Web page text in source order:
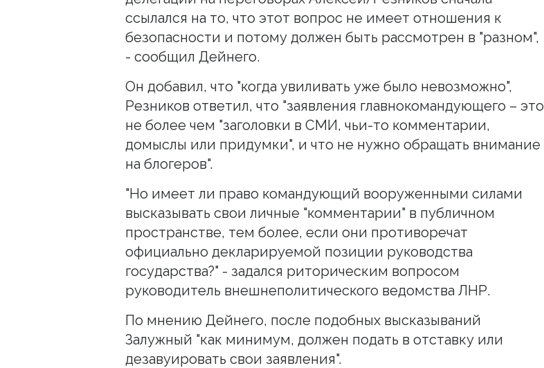
ссылался на то, что этот вопрос не имеет отношения к
безопасности и потому должен быть рассмотрен в "разном",
- сообщил Дейнего.
Он добавил, что "когда увиливать уже было невозможно",
Резников ответил, что "заявления главнокомандующего – это
не более чем "заголовки в СМИ, чьи-то комментарии,
домыслы или придумки", и что не нужно обращать внимание
на блогеров".
"Но имеет ли право командующий вооруженными силами
высказывать свои личные "комментарии" в публичном
пространстве, тем более, если они противоречат
официально декларируемой позиции руководства
государства?" - задался риторическим вопросом
руководитель внешнеполитического ведомства ЛНР.
По мнению Дейнего, после подобных высказываний
Залужный "как минимум, должен подать в отставку или
дезавуировать свои заявления".